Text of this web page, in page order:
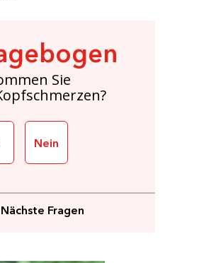
Sie
Nein
Nächste Fragen